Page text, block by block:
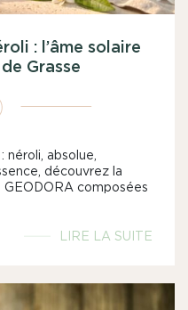
: l’âme solaire
Grasse
néroli, absolue,
découvrez la
composées
LIRE LA SUITE